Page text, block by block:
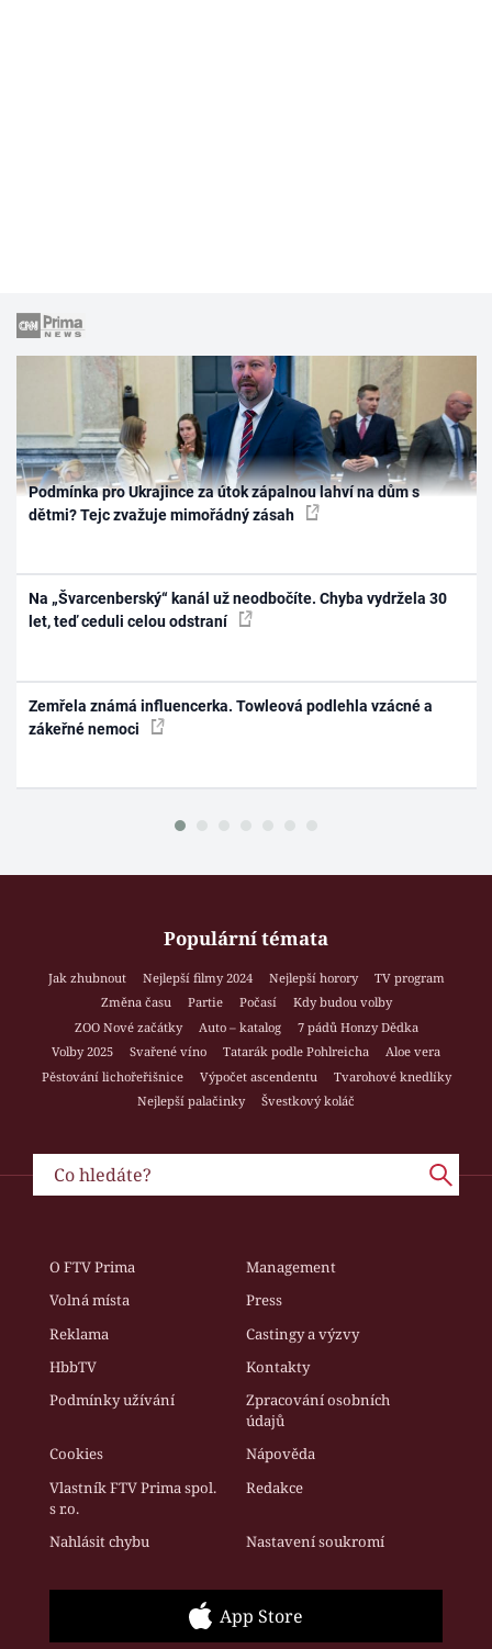
Podmínka pro Ukrajince za útok zápalnou lahví na dům s
dětmi? Tejc zvažuje mimořádný zásah
Na „Švarcenberský“ kanál už neodbočíte. Chyba vydržela 30
let, teď ceduli celou odstraní
Zemřela známá influencerka. Towleová podlehla vzácné a
zákeřné nemoci
Populární témata
Jak zhubnout Nejlepší filmy 2024 Nejlepší horory
TV program
Změna času
Partie Počasí
Kdy budou volby
ZOO Nové začátky
Auto – katalog
7 pádů Honzy Dědka
Volby 2025
Svařené víno Tatarák podle Pohlreicha
Aloe vera
Pěstování lichořeřišnice
Výpočet ascendentu
Tvarohové knedlíky
Nejlepší palačinky
Švestkový koláč
O FTV Prima
Management
Volná místa
Press
Reklama
Castingy a výzvy
HbbTV
Kontakty
Podmínky užívání
Zpracování osobních
údajů
Cookies
Nápověda
Vlastník FTV Prima spol.
s r.o.
Redakce
Nahlásit chybu Nastavení soukromí
App Store